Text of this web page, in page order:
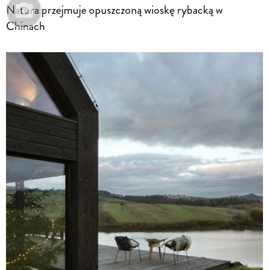
Natura przejmuje opuszczoną wioskę rybacką w
Chinach